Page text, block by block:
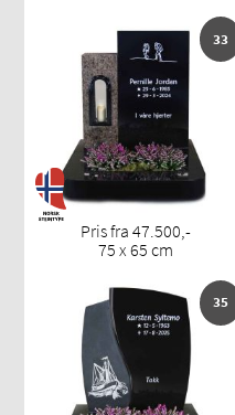
33
Pris fra 47.500,-
75 x 65 cm
35